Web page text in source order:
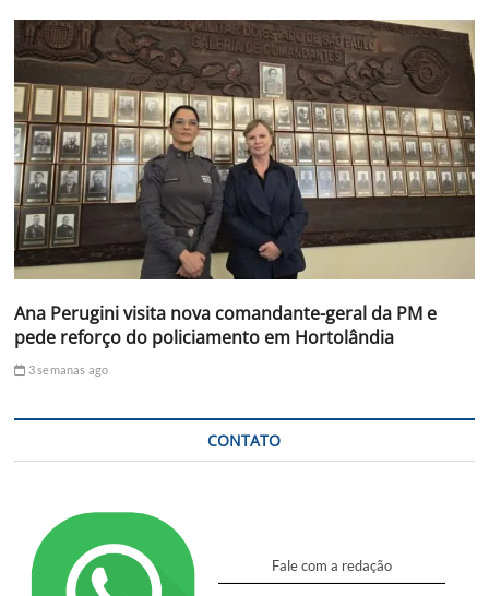
Ana Perugini visita nova comandante-geral da PM e
pede reforço do policiamento em Hortolândia
3 semanas ago
CONTATO
Fale com a redação